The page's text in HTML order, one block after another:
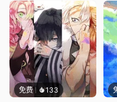
免费 133